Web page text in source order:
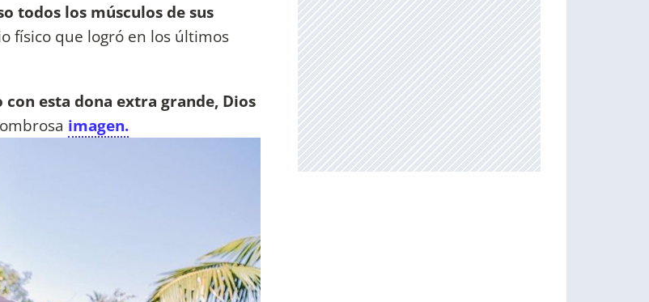
todos los músculos de sus
físico que logró en los últimos
esta dona extra grande, Dios
imagen.